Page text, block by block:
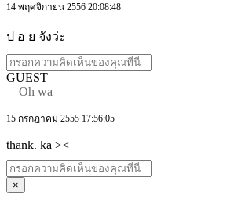
14 พฤศจิกายน 2556 20:08:48
ป อ ย จังว่ะ
GUEST
Oh wa
15 กรกฎาคม 2555 17:56:05
thank. ka ><
×